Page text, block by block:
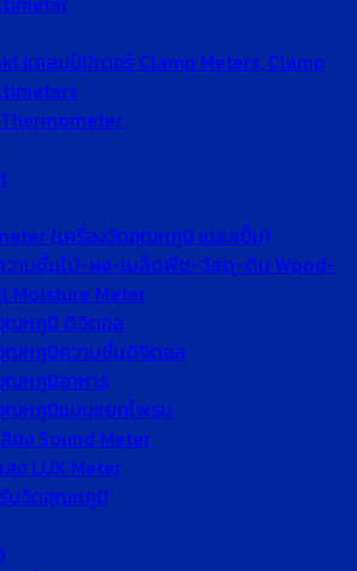
แคลมป์มิเตอร์ Clamp Meters, Clamp
(เครื่องวัดอุณหภูมิ แบบเข็ม)
วามชื้นไม้-ผง-เมล็ดพืช-วัสดุ-ดิน Wood-
Moisture Meter
ณหภูมิ ดิจิตอล
ณหภูมิความชื้นดิจิตอล
ณหภูมิอาหาร
ณหภูมิแบบแยกโพรบ
สียง Sound Meter
สง LUX Meter
บวัดอุณหภูมิ